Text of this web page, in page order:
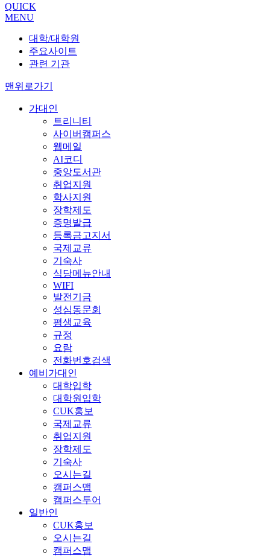
QUICK
MENU
대학/대학원
주요사이트
관련 기관
맨위로가기
가대인
트리니티
사이버캠퍼스
웹메일
AI코디
중앙도서관
취업지원
학사지원
장학제도
증명발급
등록금고지서
국제교류
기숙사
식당메뉴안내
WIFI
발전기금
성심동문회
평생교육
규정
요람
전화번호검색
예비가대인
대학입학
대학원입학
CUK홍보
국제교류
취업지원
장학제도
기숙사
오시는길
캠퍼스맵
캠퍼스투어
일반인
CUK홍보
오시는길
캠퍼스맵